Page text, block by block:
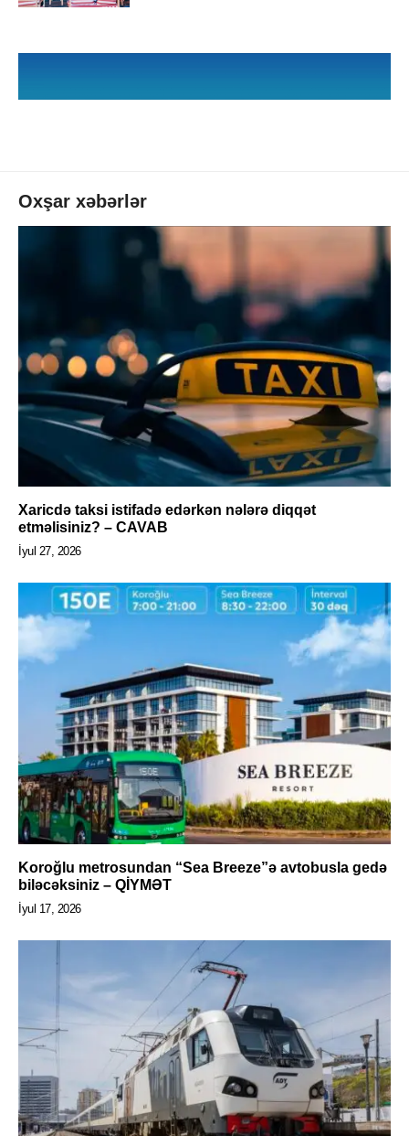
Oxşar xəbərlər
Xaricdə taksi istifadə edərkən nələrə diqqət
etməlisiniz? – CAVAB
İyul 27, 2026
Koroğlu metrosundan “Sea Breeze”ə avtobusla gedə
biləcəksiniz – QİYMƏT
İyul 17, 2026